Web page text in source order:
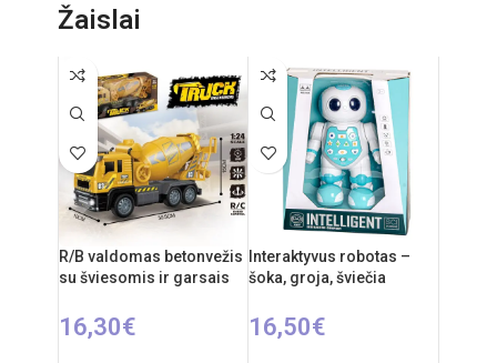
Svoris: 5.250 kg
Produkto medžiaga: plastikas,
Rekomenduojamas amžius: nuo 4
Žaislai
R/B valdomas betonvežis
su šviesomis ir garsais
16,30€
Interaktyvus robotas –
šoka, groja, šviečia
16,50€